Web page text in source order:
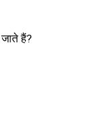
हैं?